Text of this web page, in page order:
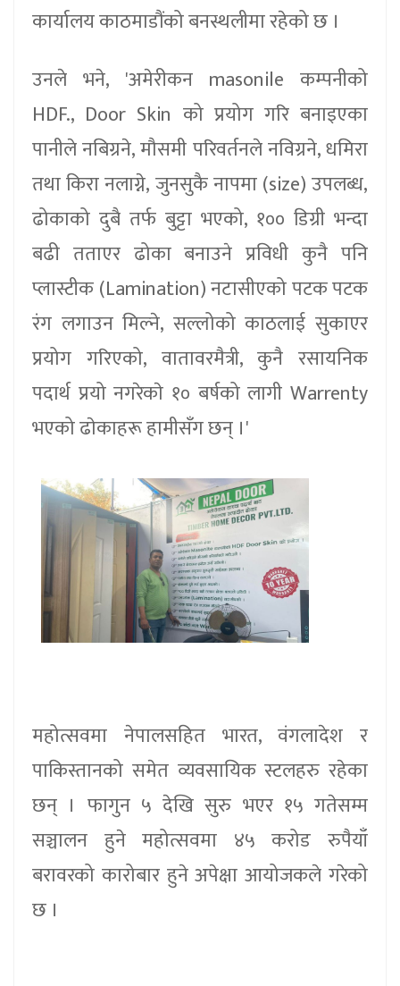
कार्यालय काठमाडौंको बनस्थलीमा रहेको छ ।
उनले भने, 'अमेरीकन masonile कम्पनीको
HDF., Door Skin को प्रयोग गरि बनाइएका
पानीले नबिग्रने, मौसमी परिवर्तन‌ले नविग्रने, धमिरा
तथा किरा नलाग्ने, जुनसुकै नापमा (size) उपलब्ध,
ढोकाको दुबै तर्फ बुट्टा भएको, १०० डिग्री भन्दा
बढी तताएर ढोका बनाउने प्रविधी कुनै पनि
प्लास्टीक (Lamination) नटासीएको पटक पटक
रंग लगाउन मिल्ने, सल्लोको काठलाई सुकाएर
प्रयोग गरिएको, वातावरमैत्री, कुनै रसायनिक
पदार्थ प्रयो नगरेकाे १० बर्षको लागी Warrenty
भएको ढाेकाहरू हामीसँग छन् ।'
महोत्सवमा नेपालसहित भारत, वंगलादेश र
पाकिस्तानको समेत व्यवसायिक स्टलहरु रहेका
छन् । फागुन ५ देखि सुरु भएर १५ गतेसम्म
सञ्चालन हुने महोत्सवमा ४५ करोड रुपैयाँ
बरावरको कारोबार हुने अपेक्षा आयोजकले गरेको
छ ।